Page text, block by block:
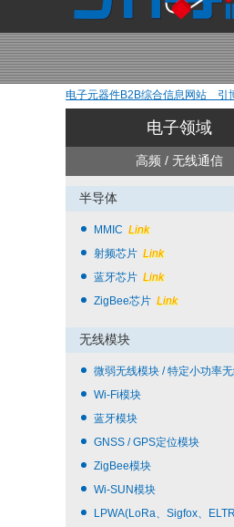
电子元器件B2B综合信息网站 引
电子领域
高频 / 无线通信
半导体
MMIC Link
射频芯片 Link
蓝牙芯片 Link
ZigBee芯片 Link
无线模块
微弱无线模块 / 特定小功率
Wi-Fi模块
蓝牙模块
GNSS / GPS定位模块
ZigBee模块
Wi-SUN模块
LPWA(LoRa、Sigfox、